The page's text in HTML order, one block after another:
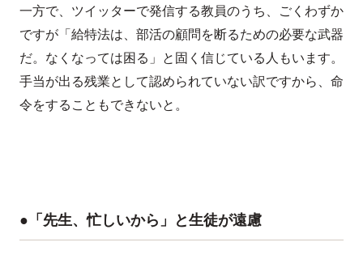
一方で、ツイッターで発信する教員のうち、ごくわずか
ですが「給特法は、部活の顧問を断るための必要な武器
だ。なくなっては困る」と固く信じている人もいます。
手当が出る残業として認められていない訳ですから、命
令をすることもできないと。
●「先生、忙しいから」と生徒が遠慮